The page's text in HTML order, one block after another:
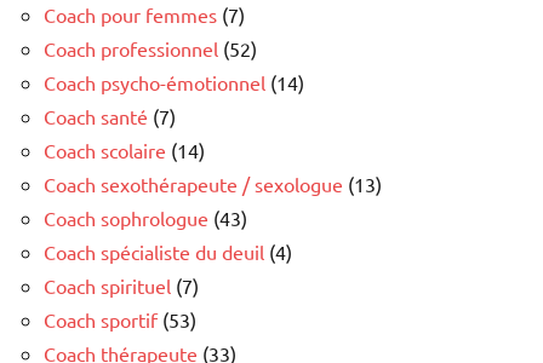
Coach pour femmes (7)
Coach professionnel (52)
Coach psycho-émotionnel (14)
Coach santé (7)
Coach scolaire (14)
Coach sexothérapeute / sexologue (13)
Coach sophrologue (43)
Coach spécialiste du deuil (4)
Coach spirituel (7)
Coach sportif(53)
Coach thérapeute (33)